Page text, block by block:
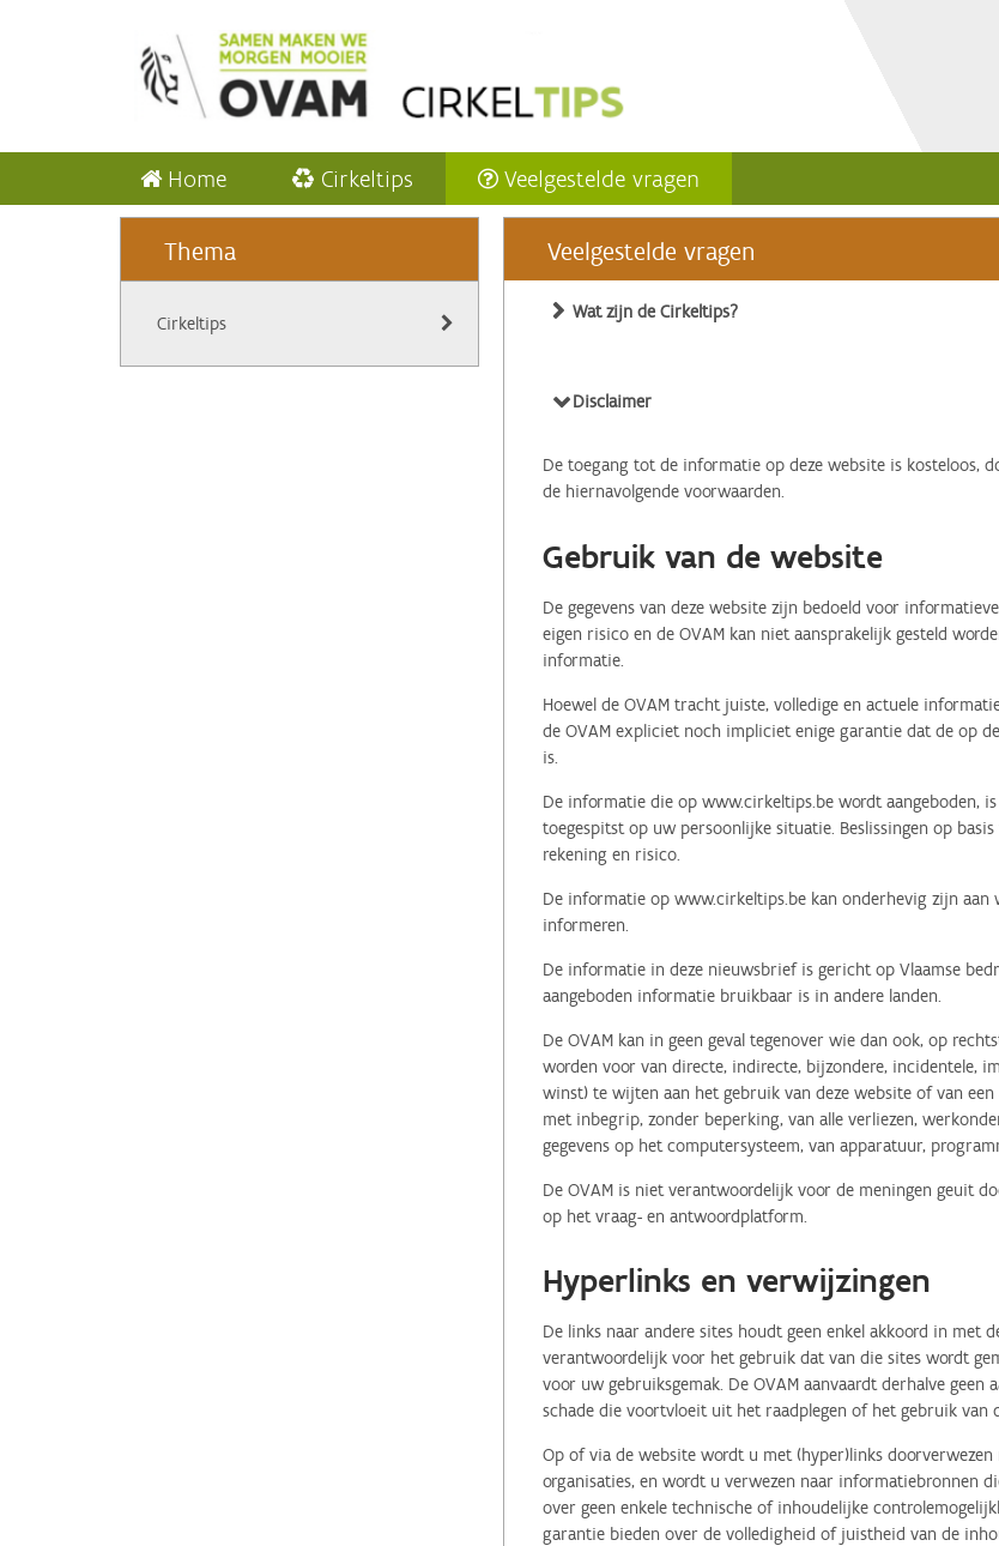
Home Cirkeltips Veelgestelde vragen
Thema
Cirkeltips
Veelgestelde vragen
Wat zijn de Cirkeltips?
Disclaimer
De toegang tot de informatie op deze website is kosteloos,
de hiernavolgende voorwaarden.
Gebruik van de website
De gegevens van deze website zijn bedoeld voor
eigen risico en de OVAM kan niet aansprakelijk gesteld
informatie.
Hoewel de OVAM tracht juiste, volledige en actuele
de OVAM expliciet noch impliciet enige garantie dat de op
is.
De informatie die op www.cirkeltips.be wordt aangeboden,
toegespitst op uw persoonlijke situatie. Beslissingen op
rekening en risico.
De informatie op www.cirkeltips.be kan onderhevig zijn
informeren.
De informatie in deze nieuwsbrief is gericht op Vlaamse
aangeboden informatie bruikbaar is in andere landen.
De OVAM kan in geen geval tegenover wie dan ook, op
worden voor van directe, indirecte, bijzondere, incidentele,
winst) te wijten aan het gebruik van deze website of van
met inbegrip, zonder beperking, van alle verliezen,
gegevens op het computersysteem, van apparatuur,
De OVAM is niet verantwoordelijk voor de meningen geuit
op het vraag- en antwoordplatform.
Hyperlinks en verwijzingen
De links naar andere sites houdt geen enkel akkoord in met
verantwoordelijk voor het gebruik dat van die sites wordt
voor uw gebruiksgemak. De OVAM aanvaardt derhalve
schade die voortvloeit uit het raadplegen of het gebruik van
Op of via de website wordt u met (hyper)links
organisaties, en wordt u verwezen naar informatiebronnen
over geen enkele technische of inhoudelijke
garantie bieden over de volledigheid of juistheid van de